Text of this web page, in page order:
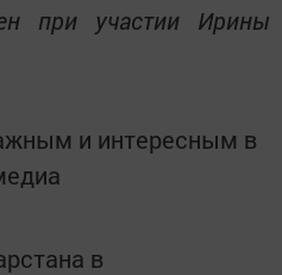
при участии Ирины
и интересным в
в